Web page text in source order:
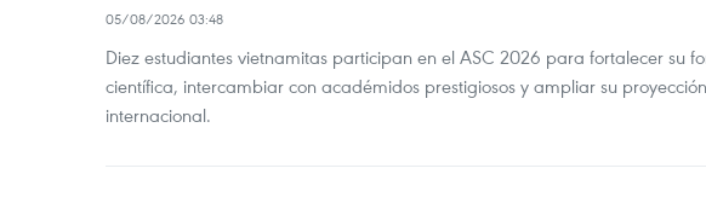
05/08/2026 03:48
Diez estudiantes vietnamitas participan en el ASC 2026 para fortalecer su
científica, intercambiar con académidos prestigiosos y ampliar su proyección
internacional.